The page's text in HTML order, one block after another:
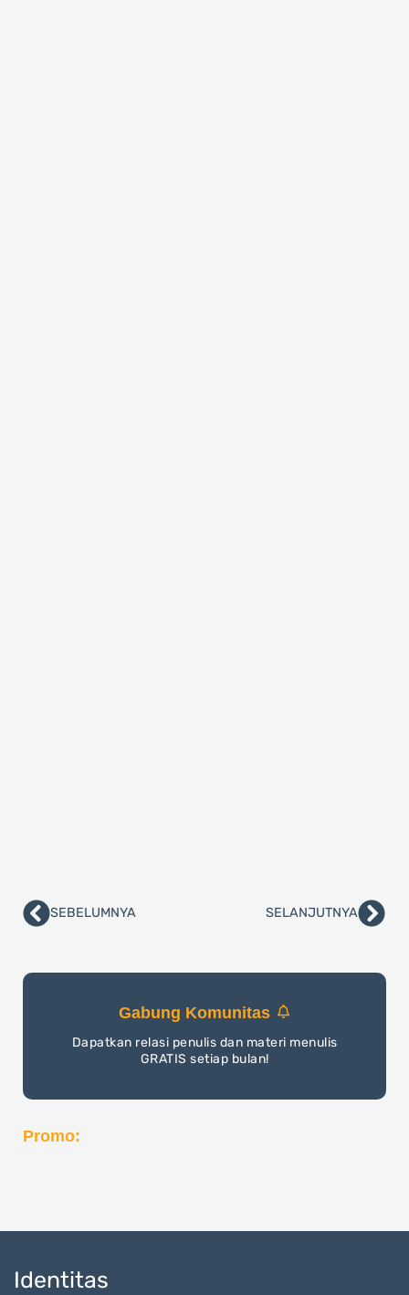
PrevSEBELUMNYA SELANJUTNYA
Gabung Komunitas
Dapatkan relasi penulis dan materi menulis
GRATIS setiap bulan!
Promo:
Identitas